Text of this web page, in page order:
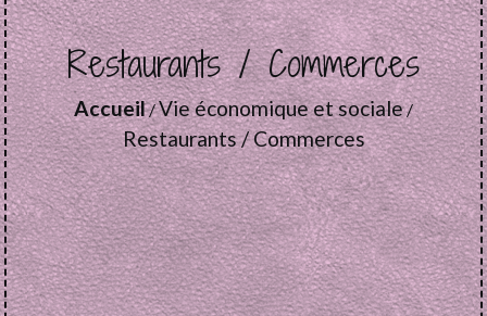
Restaurants / Commerces
Accueil/Vie économique et sociale/
Restaurants / Commerces